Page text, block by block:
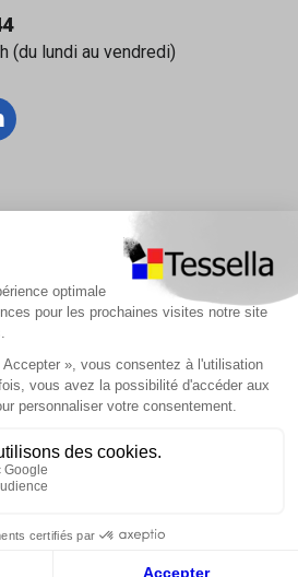
(du lundi au vendredi)
Tous droits réservés